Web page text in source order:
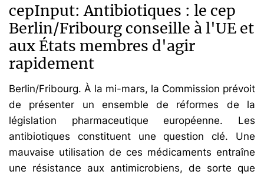
cepInput: Antibiotiques : le cep
Berlin/Fribourg conseille à l'UE et
aux États membres d'agir
rapidement
Berlin/Fribourg. À la mi-mars, la Commission prévoit
de présenter un ensemble de réformes de la
législation pharmaceutique européenne. Les
antibiotiques constituent une question clé. Une
mauvaise utilisation de ces médicaments entraîne
une résistance aux antimicrobiens, de sorte que